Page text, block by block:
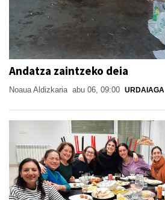
Andatza zaintzeko deia
Noaua Aldizkaria abu 06, 09:00 URDAIAGA